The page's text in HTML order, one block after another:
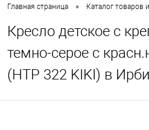
Главная страница • Каталог товаров
Кресло детское с
темно-серое с
(HTP 322 KIKI) в